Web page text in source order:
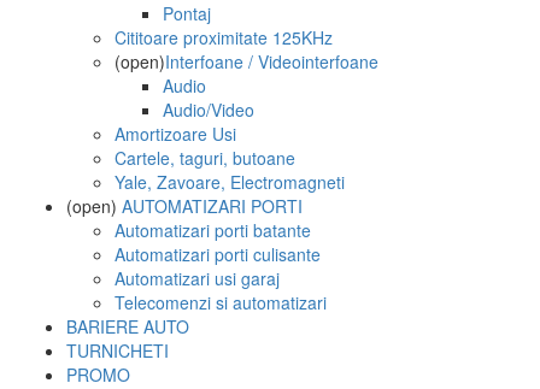
Pontaj
Cititoare proximitate 125KHz
(open)Interfoane / Videointerfoane
Audio
Audio/Video
Amortizoare Usi
Cartele, taguri, butoane
Yale, Zavoare, Electromagneti
(open) AUTOMATIZARI PORTI
Automatizari porti batante
Automatizari porti culisante
Automatizari usi garaj
Telecomenzi si automatizari
BARIERE AUTO
TURNICHETI
PROMO